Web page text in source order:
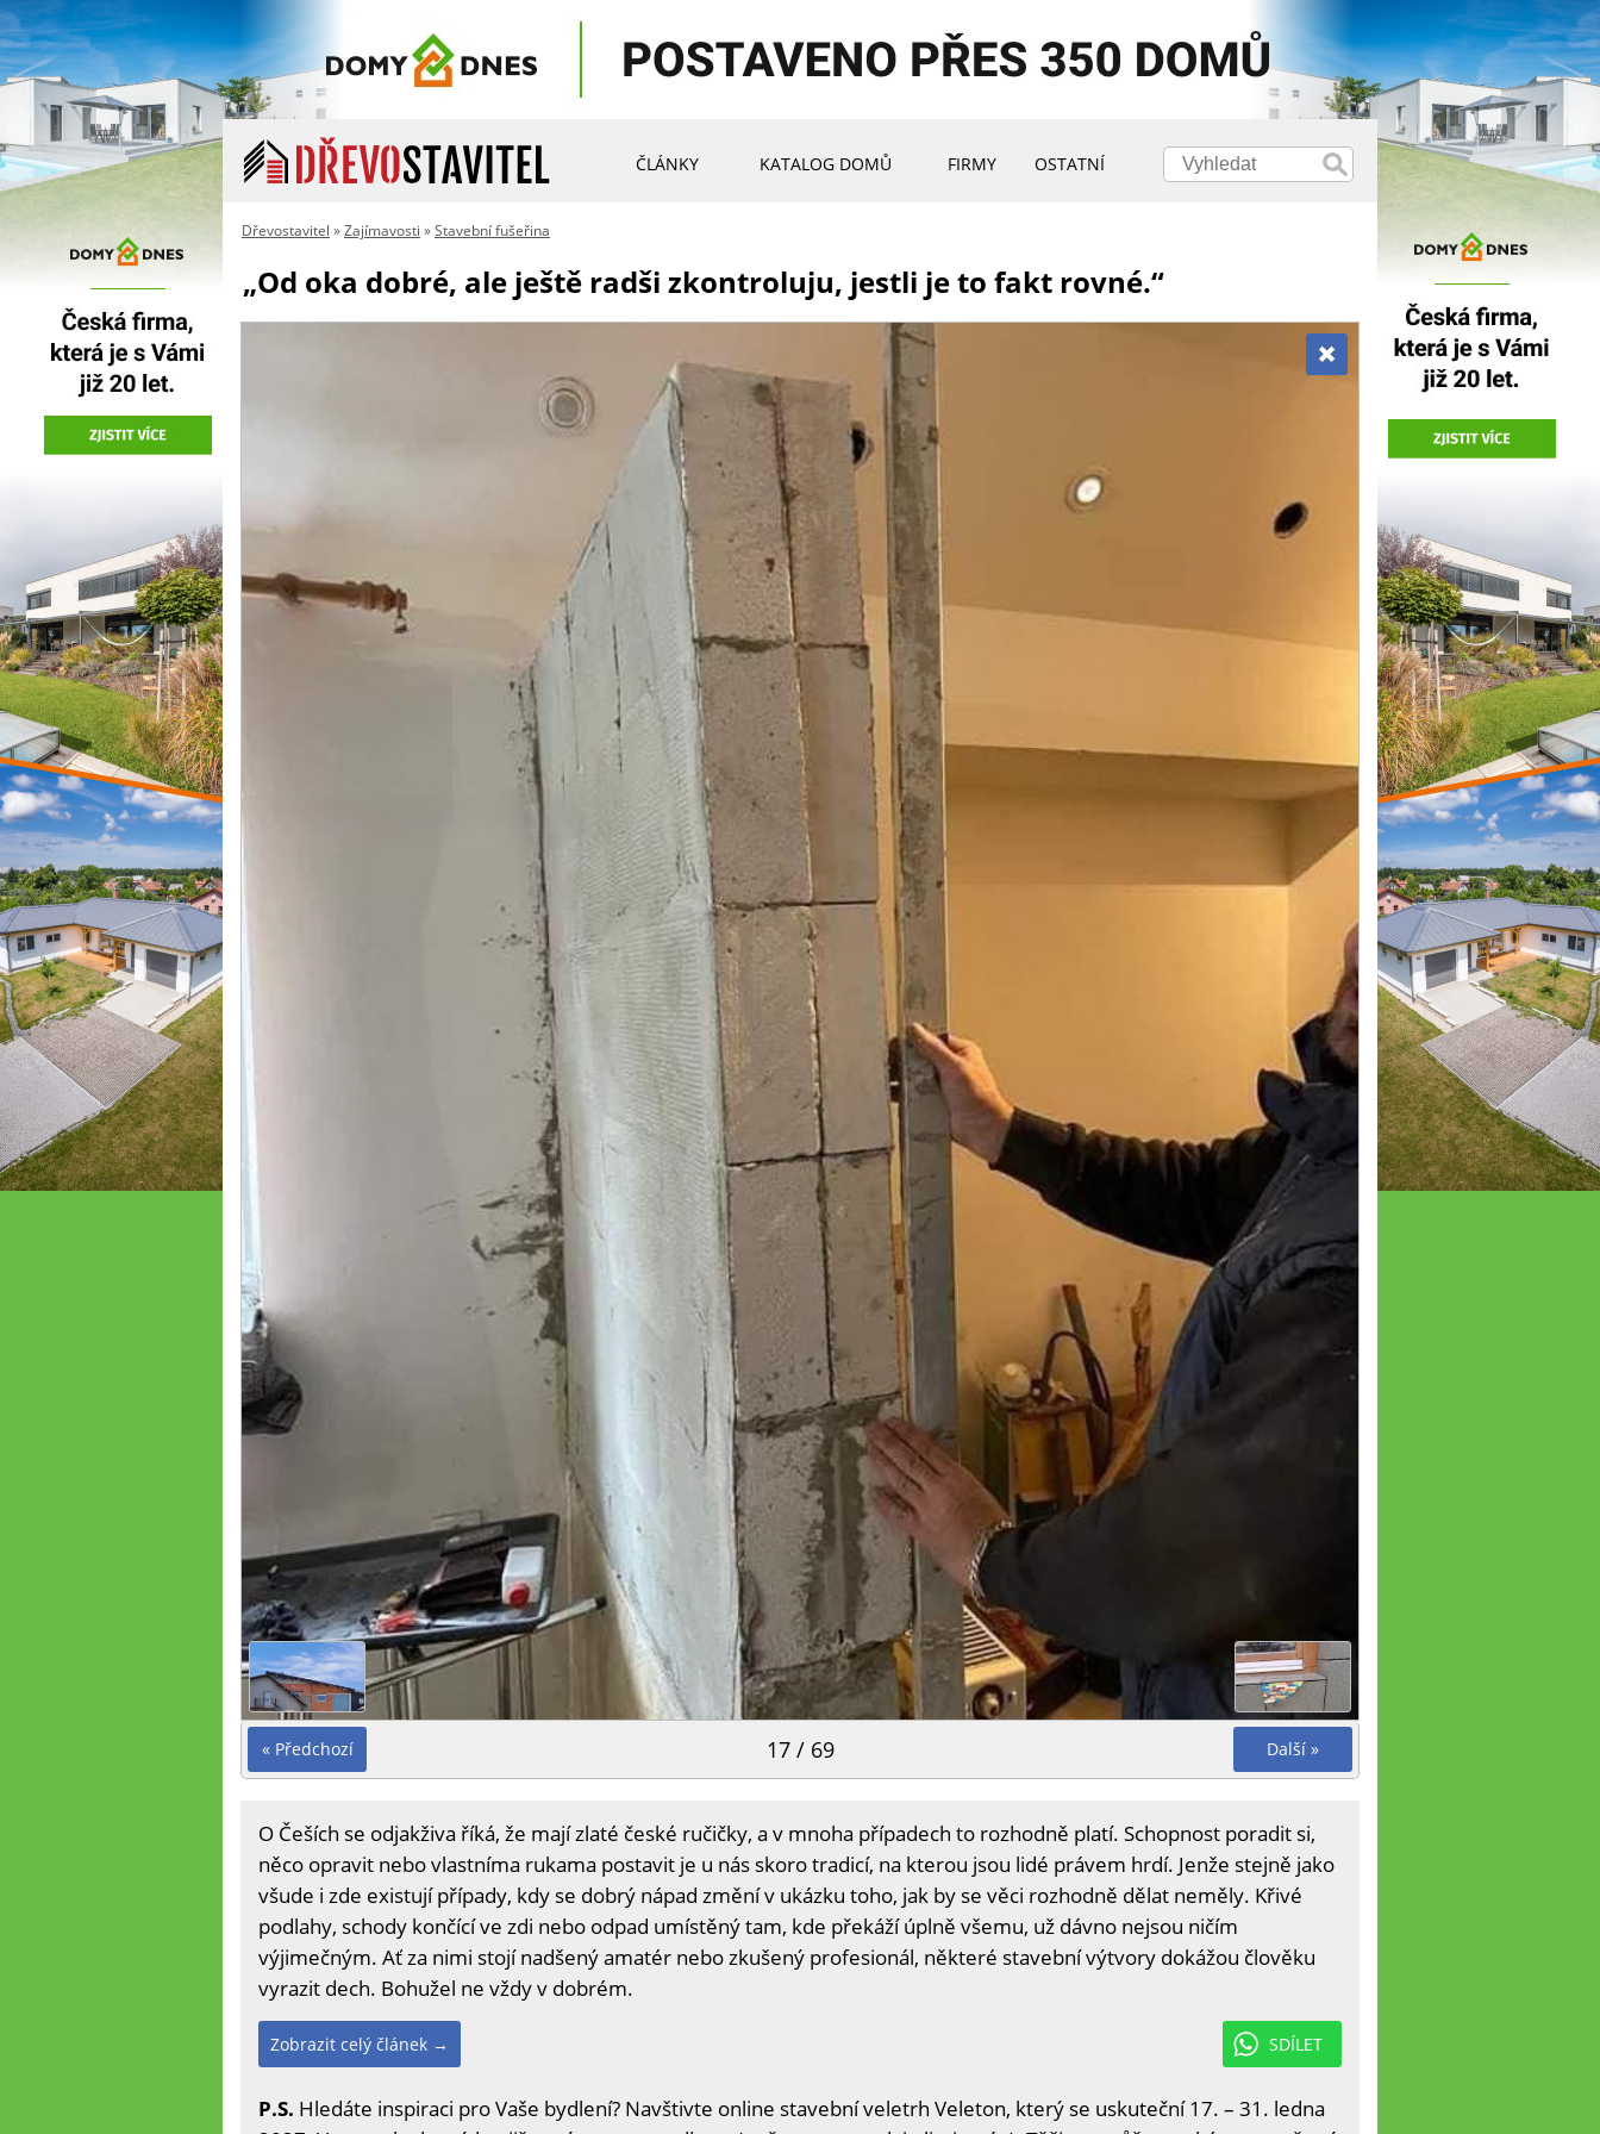
ČLÁNKY KATALOG DOMŮ FIRMY OSTATNÍ
Dřevostavitel »Zajímavosti »Stavební fušeřina
„Od oka dobré, ale ještě radši zkontroluju, jestli je to fakt rovné.“
« Předchozí Další »
17 / 69
O Češích se odjakživa říká, že mají zlaté české ručičky, a v mnoha případech to rozhodně platí. Schopnost poradit si,
něco opravit nebo vlastníma rukama postavit je u nás skoro tradicí, na kterou jsou lidé právem hrdí. Jenže stejně jako
všude i zde existují případy, kdy se dobrý nápad změní v ukázku toho, jak by se věci rozhodně dělat neměly. Křivé
podlahy, schody končící ve zdi nebo odpad umístěný tam, kde překáží úplně všemu, už dávno nejsou ničím
výjimečným. Ať za nimi stojí nadšený amatér nebo zkušený profesionál, některé stavební výtvory dokážou člověku
vyrazit dech. Bohužel ne vždy v dobrém.
SDÍLET
Zobrazit celý článek →
P.S. Hledáte inspiraci pro Vaše bydlení? Navštivte online stavební veletrh Veleton, který se uskuteční 17. – 31. ledna